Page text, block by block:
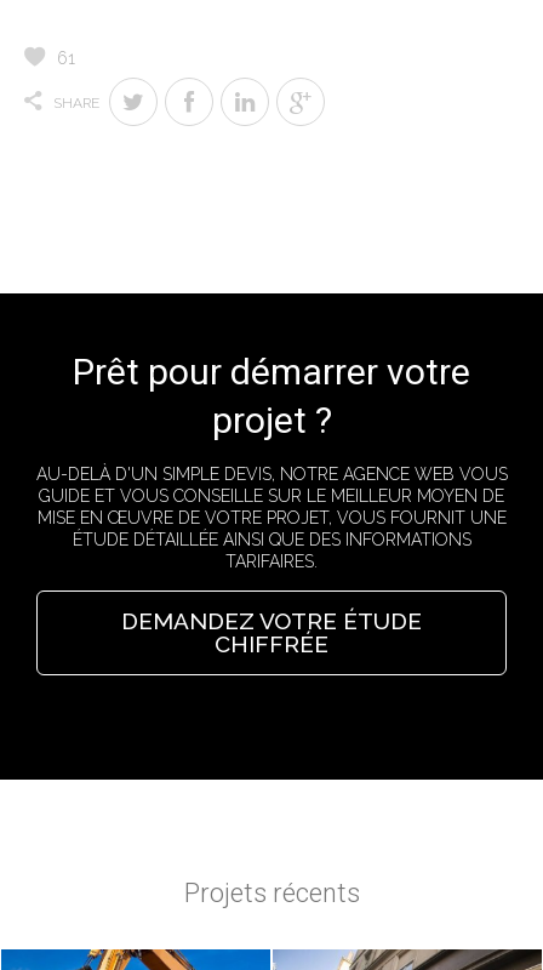
61
SHARE
Prêt pour démarrer votre
projet ?
AU-DELÀ D'UN SIMPLE DEVIS, NOTRE AGENCE WEB VOUS
GUIDE ET VOUS CONSEILLE SUR LE MEILLEUR MOYEN DE
MISE EN ŒUVRE DE VOTRE PROJET, VOUS FOURNIT UNE
ÉTUDE DÉTAILLÉE AINSI QUE DES INFORMATIONS
TARIFAIRES.
DEMANDEZ VOTRE ÉTUDE
CHIFFRÉE
Projets récents